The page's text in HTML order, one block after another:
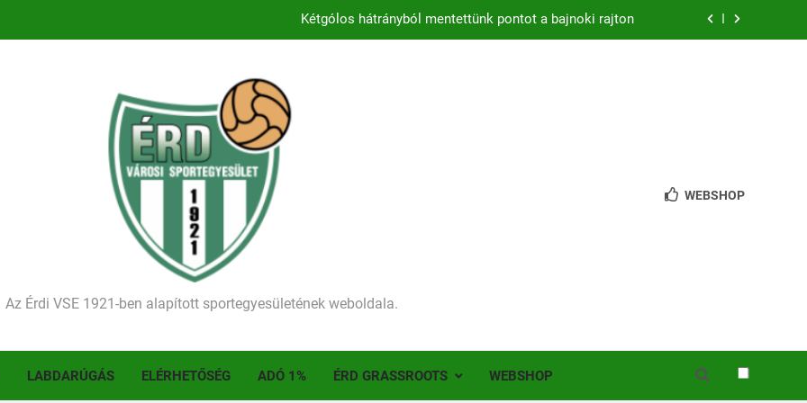
Kétgólos hátrányból mentettünk pontot a bajnoki rajton
Történelmet írt az I. Érdi Football Fesztivál – több mint 200 játékos lépett pályára Érden
Ellenfelünk visszalépése miatt játék nélkül jutottunk tovább a MOL Magyar Kupában
Kezdődik a 2026–2027-es szezon – hazai pályán rajtol az Érdi VSE!
Történelmet írt az I. Érdi Football Fesztivál – több mint 200 játékos lépett pályára Érden
Az Érdi VSE 1921-ben alapított sportegyesületének weboldala.
WEBSHOP
LABDARÚGÁS ELÉRHETŐSÉG ADÓ 1% ÉRD GRASSROOTS WEBSHOP